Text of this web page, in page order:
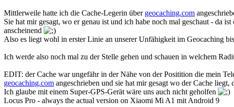
Mittlerweile hatte ich die Cache-Legerin über geocaching.com
Sie hat mir gesagt, wo er genau ist und ich habe noch mal geschaut - da
anscheinend
Also es liegt wohl in erster Linie an unserer Unfähigkeit im Geocaching
Ich werde also noch mal zu der Stelle gehen und schauen in welchem
EDIT: der Cache war ungefähr in der Nähe von der Positition die mein
geocaching.com angeschrieben und sie hat mir gesagt wo der Cache liegt,
Ich glaube mit einem Super-GPS-Gerät wäre uns auch nicht geholfen
Locus Pro - always the actual version on Xiaomi Mi A1 mit Android 9